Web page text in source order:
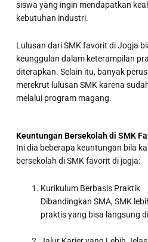
siswa yang ingin mendapatkan
kebutuhan industri.
Lulusan dariSMK favorit di Jogja
keunggulan dalam keterampilan
diterapkan. Selain itu, banyak
merekrut lulusan SMK karena
melalui program magang.
Keuntungan Bersekolah di SMK
Ini dia beberapa keuntungan bila
bersekolah di SMK favorit di jogja:
Kurikulum Berbasis Praktik
Dibandingkan SMA, SMK
praktis yang bisa langsung